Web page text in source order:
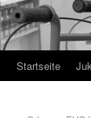
Startseite